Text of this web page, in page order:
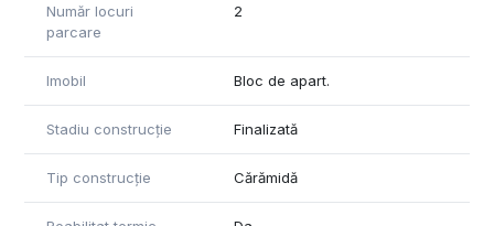
Număr locuri
parcare
2
Imobil Bloc de apart.
Stadiu construcție Finalizată
Tip construcție Cărămidă